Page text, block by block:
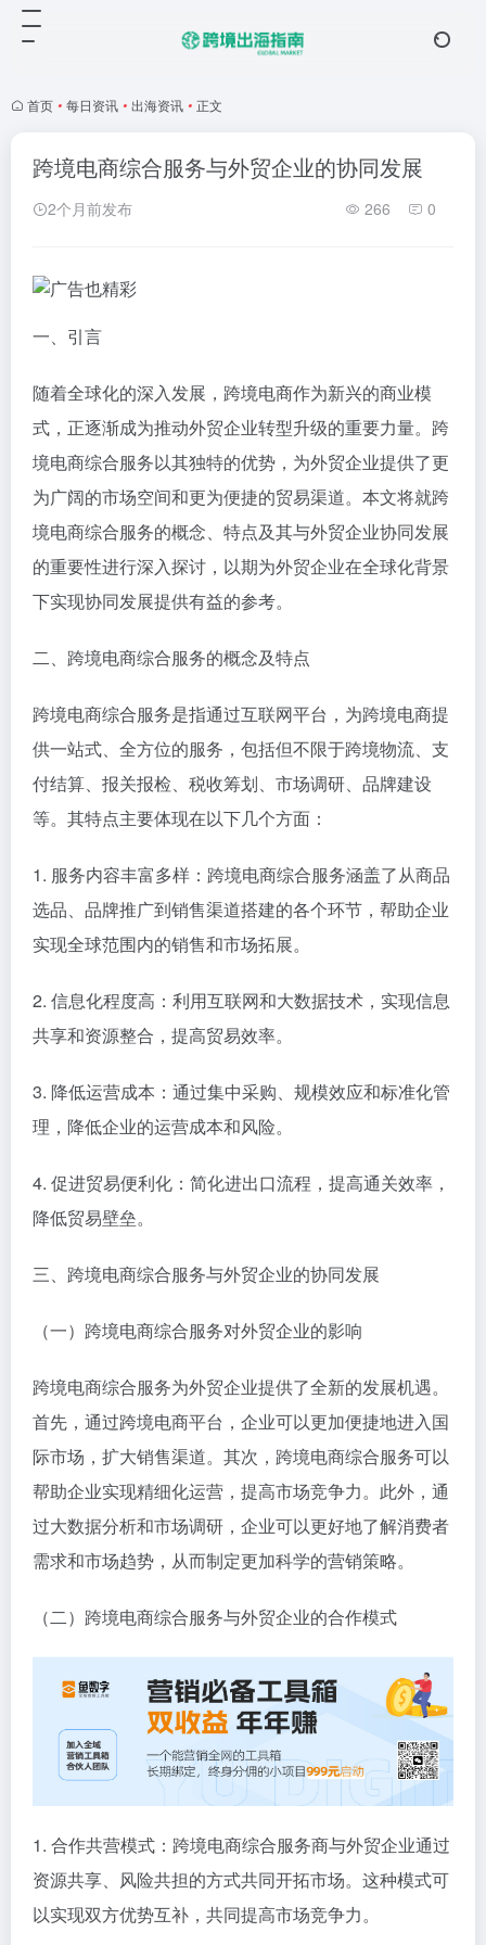
首页 • 每日资讯 • 出海资讯 • 正文
跨境电商综合服务与外贸企业的协同发展
2个月前发布 266 0
一、引言
随着全球化的深入发展，跨境电商作为新兴的商业模
式，正逐渐成为推动外贸企业转型升级的重要力量。跨
境电商综合服务以其独特的优势，为外贸企业提供了更
为广阔的市场空间和更为便捷的贸易渠道。本文将就跨
境电商综合服务的概念、特点及其与外贸企业协同发展
的重要性进行深入探讨，以期为外贸企业在全球化背景
下实现协同发展提供有益的参考。
二、跨境电商综合服务的概念及特点
跨境电商综合服务是指通过互联网平台，为跨境电商提
供一站式、全方位的服务，包括但不限于跨境物流、支
付结算、报关报检、税收筹划、市场调研、品牌建设
等。其特点主要体现在以下几个方面：
1. 服务内容丰富多样：跨境电商综合服务涵盖了从商品
选品、品牌推广到销售渠道搭建的各个环节，帮助企业
实现全球范围内的销售和市场拓展。
2. 信息化程度高：利用互联网和大数据技术，实现信息
共享和资源整合，提高贸易效率。
3. 降低运营成本：通过集中采购、规模效应和标准化管
理，降低企业的运营成本和风险。
4. 促进贸易便利化：简化进出口流程，提高通关效率，
降低贸易壁垒。
三、跨境电商综合服务与外贸企业的协同发展
（一）跨境电商综合服务对外贸企业的影响
跨境电商综合服务为外贸企业提供了全新的发展机遇。
首先，通过跨境电商平台，企业可以更加便捷地进入国
际市场，扩大销售渠道。其次，跨境电商综合服务可以
帮助企业实现精细化运营，提高市场竞争力。此外，通
过大数据分析和市场调研，企业可以更好地了解消费者
需求和市场趋势，从而制定更加科学的营销策略。
（二）跨境电商综合服务与外贸企业的合作模式
1. 合作共营模式：跨境电商综合服务商与外贸企业通过
资源共享、风险共担的方式共同开拓市场。这种模式可
以实现双方优势互补，共同提高市场竞争力。